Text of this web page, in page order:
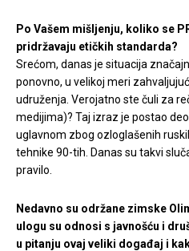
Po Vašem mišljenju, koliko se
pridržavaju etičkih standarda?
Srećom, danas je situacija
ponovno, u velikoj meri
udruženja. Verojatno ste čuli za
medijima)? Taj izraz je postao
uglavnom zbog ozloglašenih
tehnike 90-tih. Danas su takvi
pravilo.
Nedavno su održane zimske
ulogu su odnosi s javnošću i
u pitanju ovaj veliki događaj i